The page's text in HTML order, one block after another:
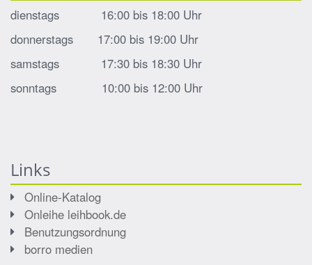
dienstags 16:00 bis 18:00 Uhr
donnerstags 17:00 bis 19:00 Uhr
samstags 17:30 bis 18:30 Uhr
sonntags 10:00 bis 12:00 Uhr
Links
Online-Katalog
Onleihe leihbook.de
Benutzungsordnung
borro medien